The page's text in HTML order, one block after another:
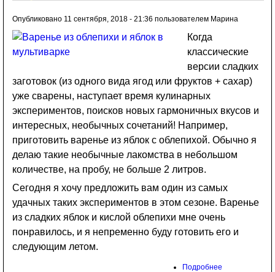
Опубликовано 11 сентября, 2018 - 21:36 пользователем Марина
Когда
классические
версии сладких
заготовок (из одного вида ягод или фруктов + сахар)
уже сварены, наступает время кулинарных
экспериментов, поисков новых гармоничных вкусов и
интересных, необычных сочетаний! Например,
приготовить варенье из яблок с облепихой. Обычно я
делаю такие необычные лакомства в небольшом
количестве, на пробу, не больше 2 литров.
Сегодня я хочу предложить вам один из самых
удачных таких экспериментов в этом сезоне. Варенье
из сладких яблок и кислой облепихи мне очень
понравилось, и я непременно буду готовить его и
следующим летом.
Подробнее